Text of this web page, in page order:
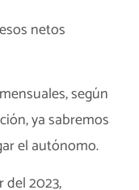
netos
según
ya sabremos
el autónomo.
del 2023,